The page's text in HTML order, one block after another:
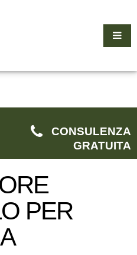
CONSULENZA
GRATUITA
PER